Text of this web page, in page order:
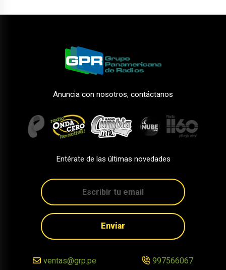
Anuncia con nosotros, contáctanos
Entérate de las últimas novedades
Enviar
ventas@grp.pe 997566067